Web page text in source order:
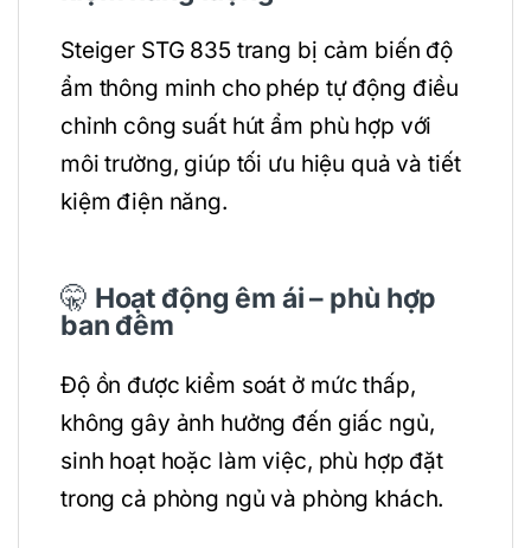
Steiger STG 835 trang bị cảm biến độ
ẩm thông minh cho phép tự động điều
chỉnh công suất hút ẩm phù hợp với
môi trường, giúp tối ưu hiệu quả và tiết
kiệm điện năng.
🤫 Hoạt động êm ái – phù hợp
ban đêm
Độ ồn được kiểm soát ở mức thấp,
không gây ảnh hưởng đến giấc ngủ,
sinh hoạt hoặc làm việc, phù hợp đặt
trong cả phòng ngủ và phòng khách.